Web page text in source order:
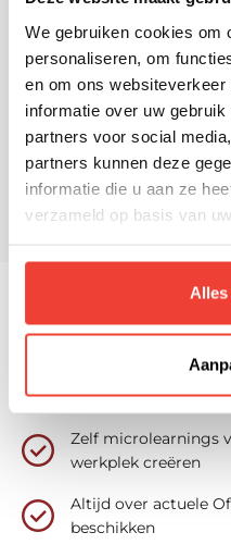
We gebruiken cookies om
personaliseren, om
en om ons
informatie over uw
partners voor social
partners kunnen deze
informatie die u aan ze
verzameld op basis van
Alles
Waarom
Gebruikers op
werken
Zelf microlearnings
werkplek creëren
Altijd over actuele
beschikken